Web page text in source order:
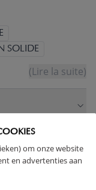
om onze website
en advertenties aan
SOLIDE
(Lire la suite)